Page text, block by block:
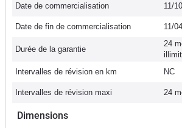
Date de commercialisation 11/
Date de fin de commercialisation 11/
Durée de la garantie
24
Intervalles de révision en km
NC
Intervalles de révision maxi 24
Dimensions